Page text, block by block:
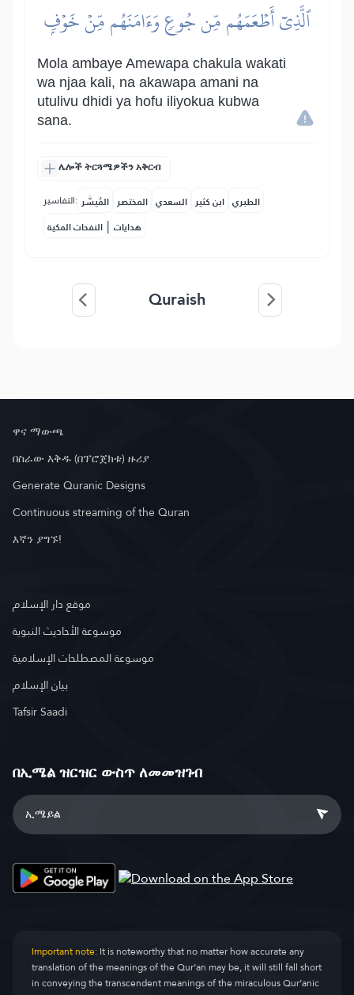
ٱلَّذِيٓ أَطۡعَمَهُم مِّن جُوعٖ وَءَامَنَهُم مِّنۡ خَوۡفِۭ
Mola ambaye Amewapa chakula wakati
wa njaa kali, na akawapa amani na
utulivu dhidi ya hofu iliyokua kubwa
sana.
ሌሎች ትርጓሜዎችን አቅርብ
التفاسير: المُيسَّر المختصر السعدي ابن كثير الطبري
النفحات المكية | هدايات
Quraish
ዋና ማውጫ
በስራው እቅዱ (በፕሮጀክቱ) ዙሪያ
Generate Quranic Designs
Continuous streaming of the Quran
እኛን ያግኙ!
موقع دار الإسلام
موسوعة الأحاديث النبوية
موسوعة المصطلحات الإسلامية
بيان الإسلام
Tafsir Saadi
በኢሜል ዝርዝር ውስጥ ለመመዝገብ
Important note:It is noteworthy that no matter how accurate any
translation of the meanings of the Qur’an may be, it will still fall short
in conveying the transcendent meanings of the miraculous Qur’anic